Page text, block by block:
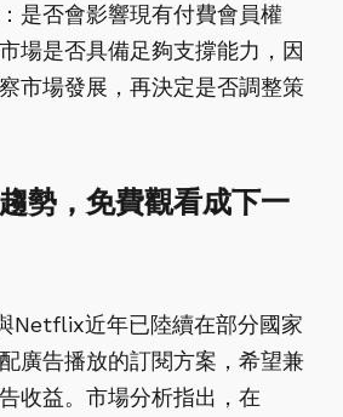
是否會影響現有付費會員權
場是否具備足夠支撐能力，因
市場發展，再決定是否調整策
勢，免費觀看成下一
Netflix近年已陸續在部分國家
廣告播放的訂閱方案，希望兼
收益。市場分析指出，在